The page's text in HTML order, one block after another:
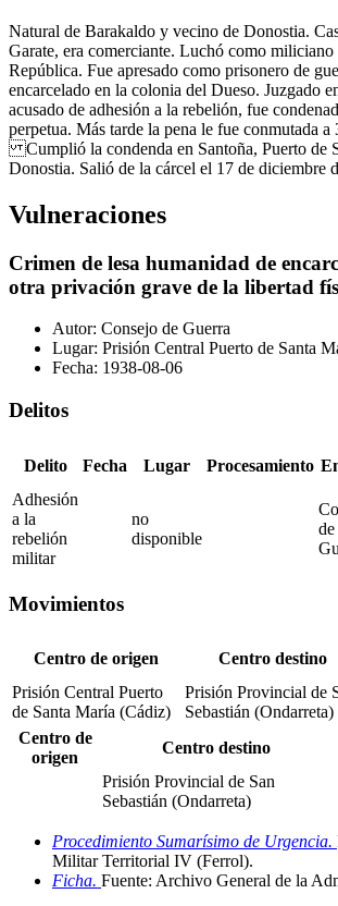
Natural de Barakaldo y vecino de Donostia.
Garate, era comerciante. Luchó como miliciano
República. Fue apresado como prisonero de
encarcelado en la colonia del Dueso. Juzgado
acusado de adhesión a la rebelión, fue
perpetua. Más tarde la pena le fue conmutada a
Cumplió la condenda en Santoña, Puerto de
Donostia. Salió de la cárcel el 17 de
Vulneraciones
Crimen de lesa humanidad de
otra privación grave de la libertad
Autor: Consejo de Guerra
Lugar: Prisión Central Puerto de Santa
Fecha: 1938-08-06
Delitos
Delito Fecha Lugar Procesamiento
Adhesión
a la
rebelión
militar
no
disponible
de
Movimientos
Centro de origen Centro destino
Prisión Central Puerto
de Santa María (Cádiz)
Prisión Provincial de
Sebastián (Ondarreta)
Centro de
origen
Centro destino
Prisión Provincial de San
Sebastián (Ondarreta)
Procedimiento Sumarísimo de Urgencia.
Militar Territorial IV (Ferrol).
Ficha. Fuente: Archivo General de la